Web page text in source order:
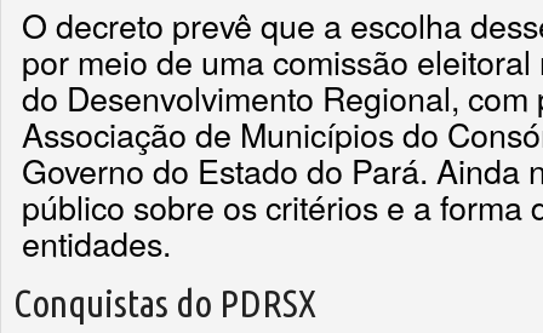
O decreto prevê que a escolha
por meio de uma comissão
do Desenvolvimento Regional,
Associação de Municípios do
Governo do Estado do Pará. Ainda
público sobre os critérios e a forma
entidades.
Conquistas do PDRSX